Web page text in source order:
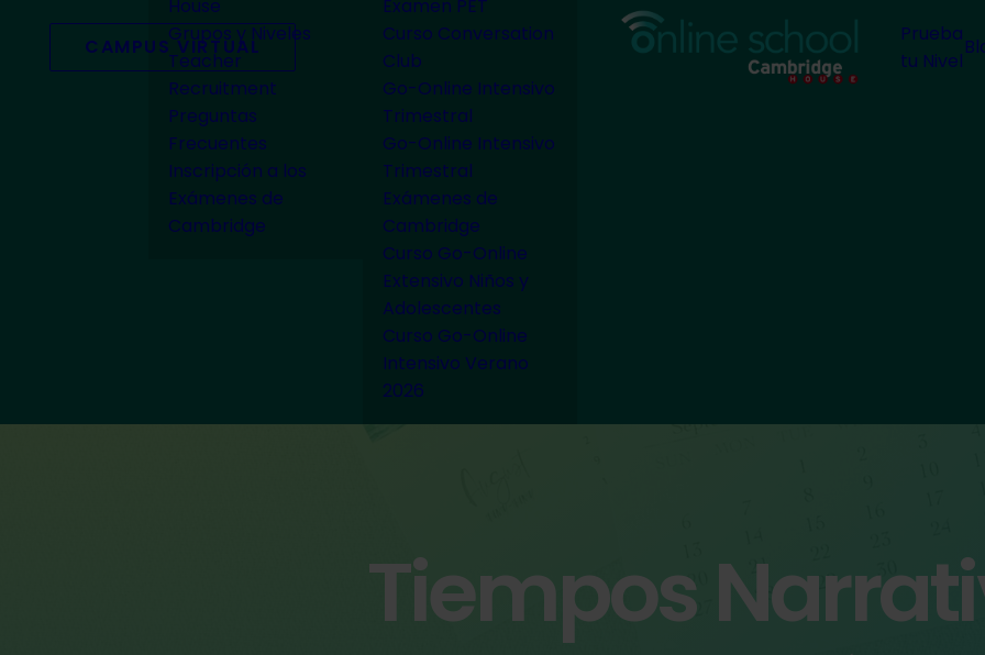
CAMPUS VIRTUAL
House
Grupos y Niveles
Teacher
Recruitment
Preguntas
Frecuentes
Inscripción a los
Exámenes de
Cambridge
Examen PET
Curso Conversation
Club
Go-Online Intensivo
Trimestral
Go-Online Intensivo
Trimestral
Exámenes de
Cambridge
Curso Go-Online
Extensivo Niños y
Adolescentes
Curso Go-Online
Intensivo Verano
2026
Prueba
tu Nivel
Tiempos